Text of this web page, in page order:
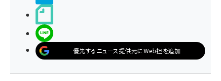
優先するニュース提供元にWeb担を追加